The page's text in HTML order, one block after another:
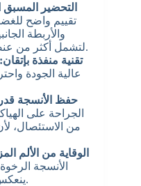
التحضير المسبق
تقييم واضح
والأربطة
لتشمل أكثر من عنصر لضمان الاستقرار الشامل.
تقنية منفذة بإتقان:
عالية الجودة
حفظ الأنسجة
الجراحة على
من الاستئصال،
الوقاية من الألم
الأنسجة
ينعكس في تعافٍ أسرع وراحة أكبر.